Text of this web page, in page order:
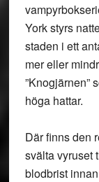
York styrs
staden i ett
mer eller
”Knogjärnen”
höga hattar.
Där finns den
svälta vyruset
blodbrist